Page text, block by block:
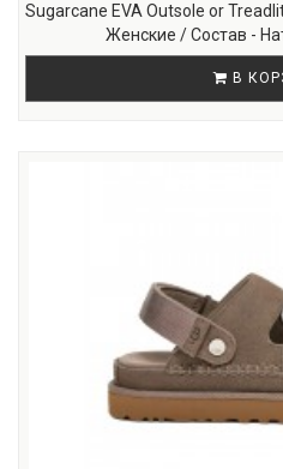
Sugarcane EVA Outsole or
Женские / Состав -
В